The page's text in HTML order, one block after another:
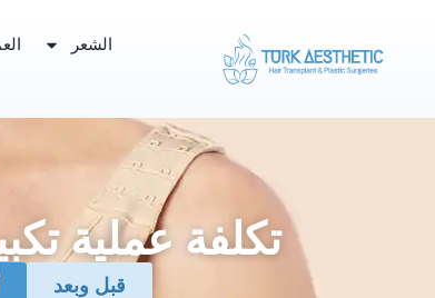
الشعر
تكلفة عملية
قبل وبعد